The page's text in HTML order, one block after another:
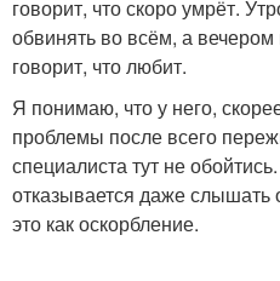
говорит, что скоро умрёт.
обвинять во всём, а
говорит, что любит.
Я понимаю, что у него,
проблемы после всего
специалиста тут не
отказывается даже слышать
это как оскорбление.